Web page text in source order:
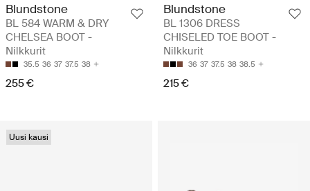
Blundstone
BL 584 WARM & DRY
CHELSEA BOOT -
Nilkkurit
35.5 36 37 37.5 38
255 €
Blundstone
BL 1306 DRESS
CHISELED TOE BOOT -
Nilkkurit
36 37 37.5 38 38.5
215 €
Uusi kausi